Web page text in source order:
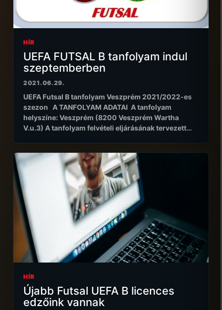
HÍR
UEFA FUTSAL B tanfolyam indul
szeptemberben
2021.06.29.
UEFA Futsal B tanfolyam Veszprém 2021/2022-es
szezon A TANFOLYAM ADATAI A tanfolyam
helyszíne: Veszprém (8200 Veszprém Wartha
V.u.3) A tanfolyam felvételi eljárásának tervezett…
HÍR
Újabb Futsal UEFA B licences
edzőink vannak